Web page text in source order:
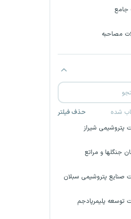
جامع
مصاحبه
حذف فیلتر
شازند
تبریز
نفت لاوان
امور اراضی کشور
پتروشیمی شیراز
جنگلها و مراتع
صنایع پتروشیمی سبلان
توسعه پلیمر‌پادجم